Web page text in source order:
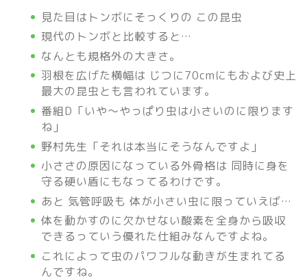
見た目はトンボにそっくりの この昆虫
現代のトンボと比較すると…
なんとも規格外の大きさ。
羽根を広げた横幅は じつに70cmにもおよび史上
最大の昆虫とも言われています。
番組D「いや～やっぱり虫は小さいのに限ります
ね」
野村先生「それは本当にそうなんですよ」
小ささの原因になっている外骨格は 同時に身を
守る硬い盾にもなってるわけです。
あと 気管呼吸も 体が小さい虫に限っていえば…
体を動かすのに欠かせない酸素を全身から吸収
できるっていう優れた仕組みなんですよね。
これによって虫のパワフルな動きが生まれてる
んですね。